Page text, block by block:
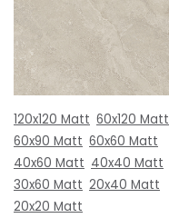
120x120 Matt 60x120 Matt
60x90 Matt 60x60 Matt
40x60 Matt 40x40 Matt
30x60 Matt 20x40 Matt
20x20 Matt